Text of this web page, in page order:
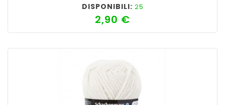
DISPONIBILI: 25
2,90 €